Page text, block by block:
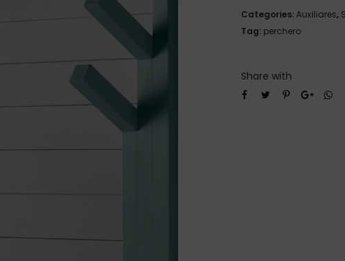
Categories:Auxiliares,
Tag: perchero
Share with